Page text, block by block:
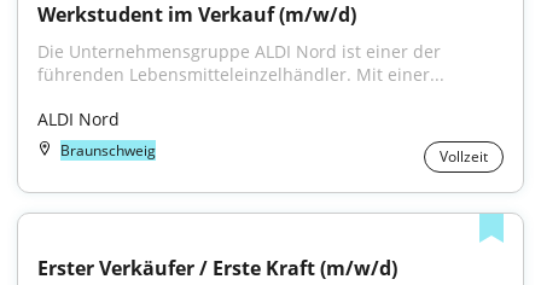
Werkstudent im Verkauf (m/w/d)
Die Unternehmensgruppe ALDI Nord ist einer der
führenden Lebensmitteleinzelhändler. Mit einer...
ALDI Nord
Braunschweig Vollzeit
Erster Verkäufer / Erste Kraft (m/w/d)